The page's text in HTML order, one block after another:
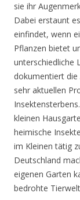
sie ihr
Dabei erstaunt
einfindet, wenn
Pflanzen bietet
unterschiedliche
dokumentiert die
sehr aktuellen
kleinen
heimische
im Kleinen tätig
Deutschland
eigenen Garten
bedrohte